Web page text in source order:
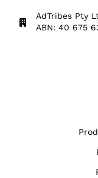
AdTribes Pty
ABN: 40 675